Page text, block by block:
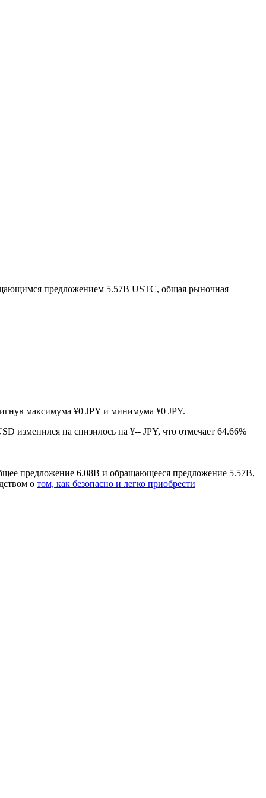
предложением 5.57B USTC, общая рыночная
максимума ¥0 JPY и минимума ¥0 JPY.
изменился на снизилось на ¥-- JPY, что отмечает 64.66%
предложение 6.08B и обращающееся предложение 5.57B,
о том, как безопасно и легко приобрести